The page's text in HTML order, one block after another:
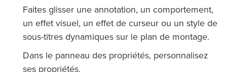
Faites glisser une annotation, un comportement,
un effet visuel, un effet de curseur ou un style de
sous-titres dynamiques sur le plan de montage.
Dans le panneau des propriétés, personnalisez
ses propriétés.